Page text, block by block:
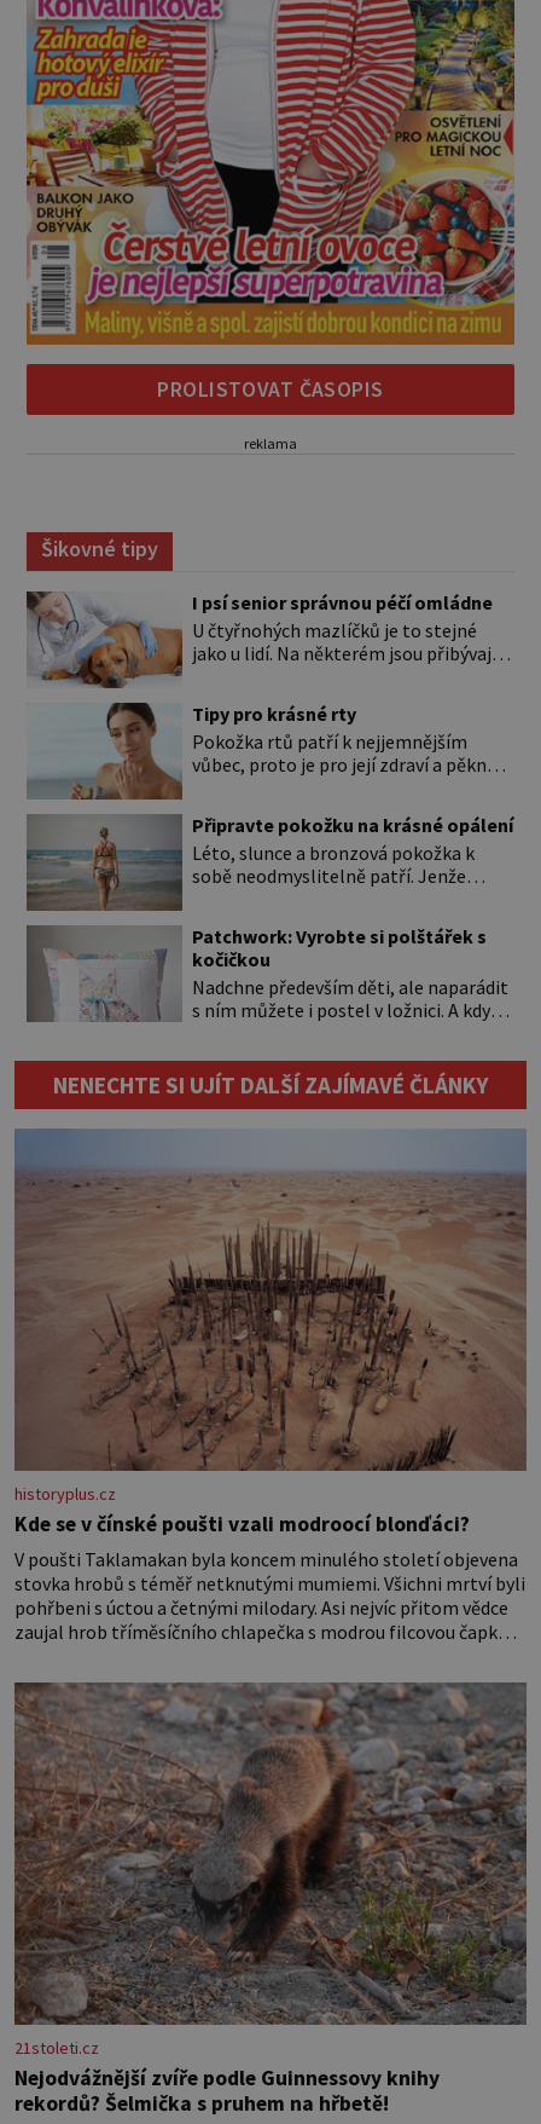
PROLISTOVAT ČASOPIS
reklama
Šikovné tipy
I psí senior správnou péčí omládne
U čtyřnohých mazlíčků je to stejné
jako u lidí. Na některém jsou přibývající
Přesto byste si měli staršího psa více
všímat, aby vám neunikly důležité
signály, že něco není v pořádku. Včasná
život. Hůře tráví U starších […]
Tipy pro krásné rty
Pokožka rtů patří k nejjemnějším
vůbec, proto je pro její zdraví a pěkný
ale také mnohem tenčí povrchovou
vrstvou než ostatní pleť a pokožka.
Nezvláčňují je žádné mazové žlázy,
a náchylné k vysychání a praskání.
Balzám na […]
Připravte pokožku na krásné opálení
Léto, slunce a bronzová pokožka k
sobě neodmyslitelně patří. Jenže
se kůže. Spálená pokožka není
známkou „základu“ pro opálení, ale
reakcí na nadměrné UV záření. Pokud
chcete, aby pleť i pokožka těla
vydrželo co nejdéle, vyplatí se začít
[…]
Patchwork: Vyrobte si polštářek s
kočičkou
Nadchne především děti, ale naparádit
s ním můžete i postel v ložnici. A když
ladící s obývákem, bude se hodit i tam.
Budete potřebovat: – zbytky barevně
sladěných bavlněných látek – 0,5 m
látky na vnitřní polštářek – duté
jednostranně nalepovacího […]
NENECHTE SI UJÍT DALŠÍ ZAJÍMAVÉ ČLÁNKY
historyplus.cz
Kde se v čínské poušti vzali modroocí blonďáci?
V poušti Taklamakan byla koncem minulého století objevena
stovka hrobů s téměř netknutými mumiemi. Všichni mrtví byli
pohřbeni s úctou a četnými milodary. Asi nejvíc přitom vědce
zaujal hrob tříměsíčního chlapečka s modrou filcovou čapkou,
nesmírně dobře zachovalá, přičítají odborníci zdejším
klimatickým podmínkám. Sucho, prosolené písky a extrémně
21stoleti.cz
Nejodvážnější zvíře podle Guinnessovy knihy
rekordů? Šelmička s pruhem na hřbetě!